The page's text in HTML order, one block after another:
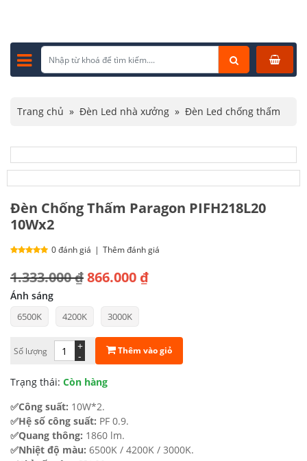
Trang chủ » Đèn Led nhà xưởng » Đèn Led chống thấm
Đèn Chống Thấm Paragon PIFH218L20
10Wx2
0 đánh giá | Thêm đánh giá
1.333.000₫
Giá
gốc
là:
1.333.000 ₫.
866.000 ₫
Giá
hiện
tại
866.000 ₫.
Ánh sáng
6500K 4200K 3000K
Số lượng -
+ Thêm vào giỏ
Trạng thái: Còn hàng
✅Công suất: 10W*2.
✅Hệ số công suất: PF 0.9.
✅Quang thông: 1860 lm.
✅Nhiệt độ màu: 6500K / 4200K / 3000K.